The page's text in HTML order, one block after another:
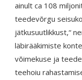
ainult ca 108
teedevõrgu
jätkusuutlikkust,“
läbirääkimiste
võimekuse ja
teehoiu